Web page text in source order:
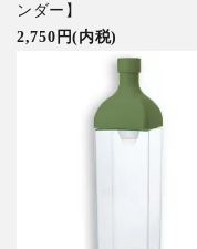
ンダー】
2,750円(内税)